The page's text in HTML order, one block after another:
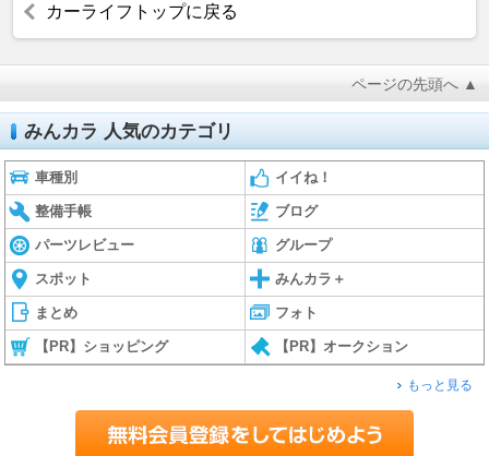
カーライフトップに戻る
ページの先頭へ ▲
みんカラ 人気のカテゴリ
車種別 イイね！
整備手帳 ブログ
パーツレビュー グループ
スポット みんカラ＋
まとめ フォト
【PR】ショッピング 【PR】オークション
もっと見る